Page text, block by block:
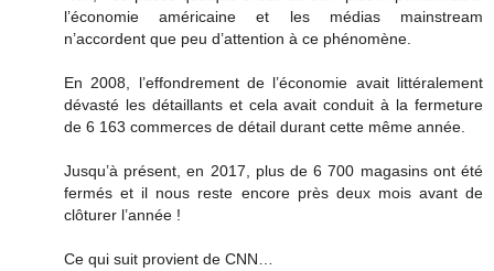
l’économie américaine et les médias mainstream
n’accordent que peu d’attention à ce phénomène.
En 2008, l’effondrement de l’économie avait littéralement
dévasté les détaillants et cela avait conduit à la fermeture
de 6 163 commerces de détail durant cette même année.
Jusqu’à présent, en 2017, plus de 6 700 magasins ont été
fermés et il nous reste encore près deux mois avant de
clôturer l’année !
Ce qui suit provient de CNN…